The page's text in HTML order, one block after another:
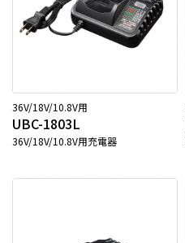
36V/18V/10.8V用
UBC-1803L
36V/18V/10.8V用充電器